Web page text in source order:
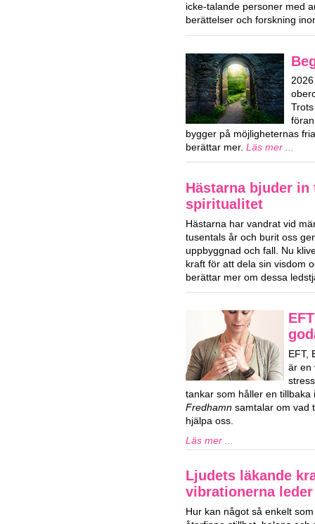
icke-talande personer med
berättelser och forskning
bygger på möjligheternas
berättar mer. Läs mer ...
Hästarna bjuder
spiritualitet
Hästarna har vandrat vid
tusentals år och burit oss
uppbyggnad och fall. Nu
kraft för att dela sin visdom
berättar mer om dessa
EFT,
är en
tankar som håller en tillbaka
Fredhamn samtalar om vad
hjälpa oss.
Läs mer ...
Ljudets läkande
vibrationerna
Hur kan något så enkelt